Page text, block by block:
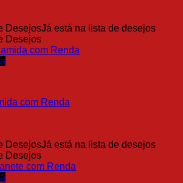
DesejosJá está na lista de desejos
Desejos
com Renda
DesejosJá está na lista de desejos
Desejos